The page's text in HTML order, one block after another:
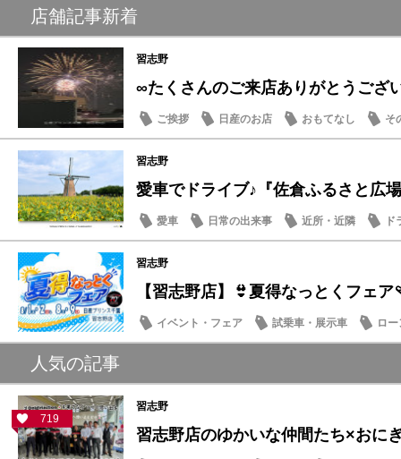
店舗記事新着
習志野
∞たくさんのご来店ありがとうござ
ご挨拶 日産のお店 おもてなし そ
習志野
愛車でドライブ♪『佐倉ふるさと広
愛車 日常の出来事 近所・近隣
習志野
【習志野店】👙夏得なっとくフェ
イベント・フェア 試乗車・展示車
ロー
日産のお店
人気の記事
719
習志野
習志野店のゆかいな仲間たち×おに